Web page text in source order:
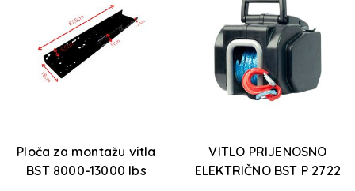
Ploča za montažu vitla
BST 8000-13000 lbs
VITLO PRIJENOSNO
ELEKTRIČNO BST P 2722